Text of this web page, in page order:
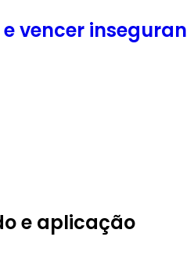
vencer
e aplicação